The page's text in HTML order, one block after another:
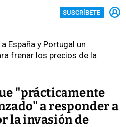
SUSCRÍBETE
España y Portugal un
frenar los precios de la
"prácticamente
a responder a
la invasión de